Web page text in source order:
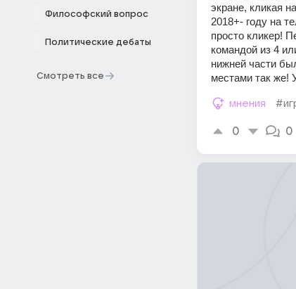
Философский вопрос
Политические дебаты
Смотреть все
экране, кликая
2018+- году на
просто кликер!
командой из 4
нижней части
местами так же!
мнения
0 0